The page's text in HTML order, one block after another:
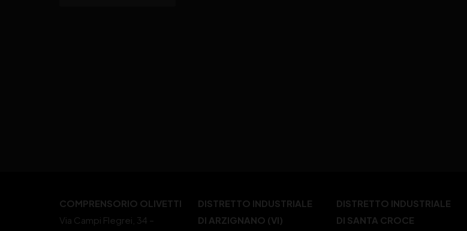
COMPRENSORIO OLIVETTI
Via Campi Flegrei, 34 –
DISTRETTO INDUSTRIALE
DI ARZIGNANO (VI)
DISTRETTO INDUSTRIALE
DI SANTA CROCE